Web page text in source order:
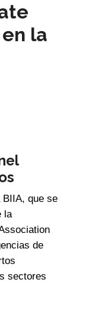
la
BIIA, que se
la
de
sectores